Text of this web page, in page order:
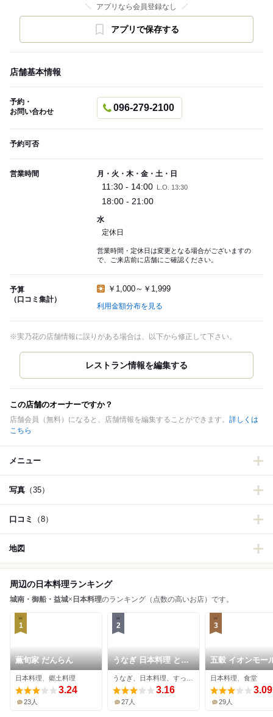
アプリなら会員登録なし
アプリで保存する
店舗基本情報
予約・
お問い合わせ
096-279-2100
予約可否
営業時間 月・火・木・金・土・日
11:30 - 14:00 L.O. 13:30
18:00 - 21:00
水
定休日
営業時間・定休日は変更となる場合がございますの
で、ご来店前に店舗にご確認ください。
予算
（口コミ集計）
￥1,000～￥1,999
利用金額分布を見る
※実乃花の店舗情報に誤りがある場合は、以下から修正して下さい。
この店舗のオーナーですか？
店舗会員（無料）になると、店舗情報を編集することができます。 詳しくは
こちら
メニュー
写真 （35）
口コミ （8）
地図
周辺の日本料理ランキング
城南・御船・益城× 日本料理のランキング（点数の高いお店）です。
1
薫旬家 だんらん
日本料理、郷土料理
3.24
23人
2
うなぎ 日本料理 とく
なが 中の瀬本店
3.16
27人
3
五穀 イオンモー
本店
日本料理、食堂
3.09
29人